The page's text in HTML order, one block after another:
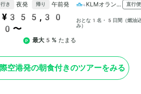
行き 夜発 帰り 午前発
¥355,30
0〜
最大5% たまる
KLMオランダ航空
直行便
おとな1名・5日間（燃油
み）
空港発の朝食付きのツアーをみる